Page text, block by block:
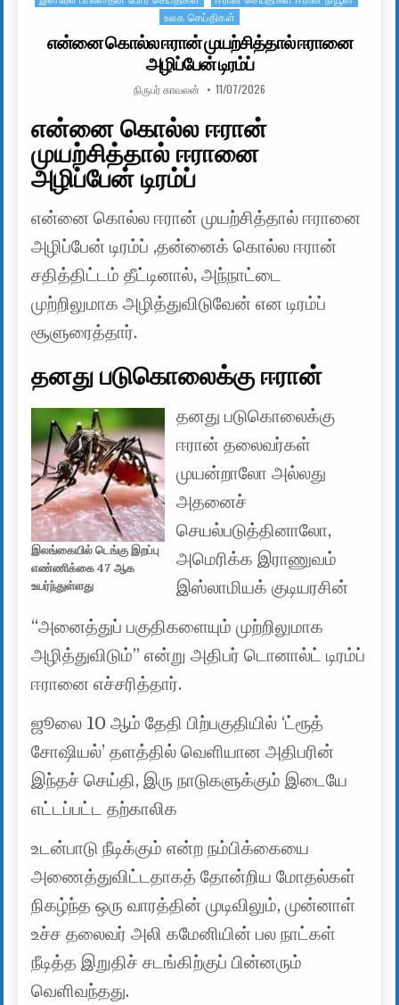
உலக செய்திகள்
என்னை கொல்ல ஈரான் முயற்சித்தால் ஈரானை
அழிப்பேன் டிரம்ப்
AUTHOR:
நிருபர் காவலன் PUBLISHED DATE:
11/07/2026
என்னை கொல்ல ஈரான்
முயற்சித்தால் ஈரானை
அழிப்பேன் டிரம்ப்
என்னை கொல்ல ஈரான் முயற்சித்தால் ஈரானை
அழிப்பேன் டிரம்ப் ,தன்னைக் கொல்ல ஈரான்
சதித்திட்டம் தீட்டினால், அந்நாட்டை
முற்றிலுமாக அழித்துவிடுவேன் என டிரம்ப்
சூளுரைத்தார்.
தனது படுகொலைக்கு ஈரான்
இலங்கையில் டெங்கு இறப்பு
எண்ணிக்கை 47 ஆக
உயர்ந்துள்ளது
தனது படுகொலைக்கு
ஈரான் தலைவர்கள்
முயன்றாலோ அல்லது
அதனைச்
செயல்படுத்தினாலோ,
அமெரிக்க இராணுவம்
இஸ்லாமியக் குடியரசின்
“அனைத்துப் பகுதிகளையும் முற்றிலுமாக
அழித்துவிடும்” என்று அதிபர் டொனால்ட் டிரம்ப்
ஈரானை எச்சரித்தார்.
ஜூலை 10 ஆம் தேதி பிற்பகுதியில் ‘ட்ரூத்
சோஷியல்’ தளத்தில் வெளியான அதிபரின்
இந்தச் செய்தி, இரு நாடுகளுக்கும் இடையே
எட்டப்பட்ட தற்காலிக
உடன்பாடு நீடிக்கும் என்ற நம்பிக்கையை
அணைத்துவிட்டதாகத் தோன்றிய மோதல்கள்
நிகழ்ந்த ஒரு வாரத்தின் முடிவிலும், முன்னாள்
உச்ச தலைவர் அலி கமேனியின் பல நாட்கள்
நீடித்த இறுதிச் சடங்கிற்குப் பின்னரும்
வெளிவந்தது.